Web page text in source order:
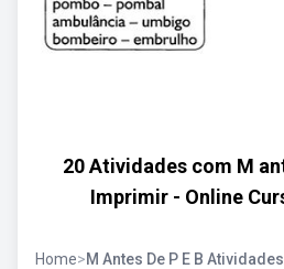
20 Atividades com M
Imprimir - Online
Home>M Antes De P E B Atividades